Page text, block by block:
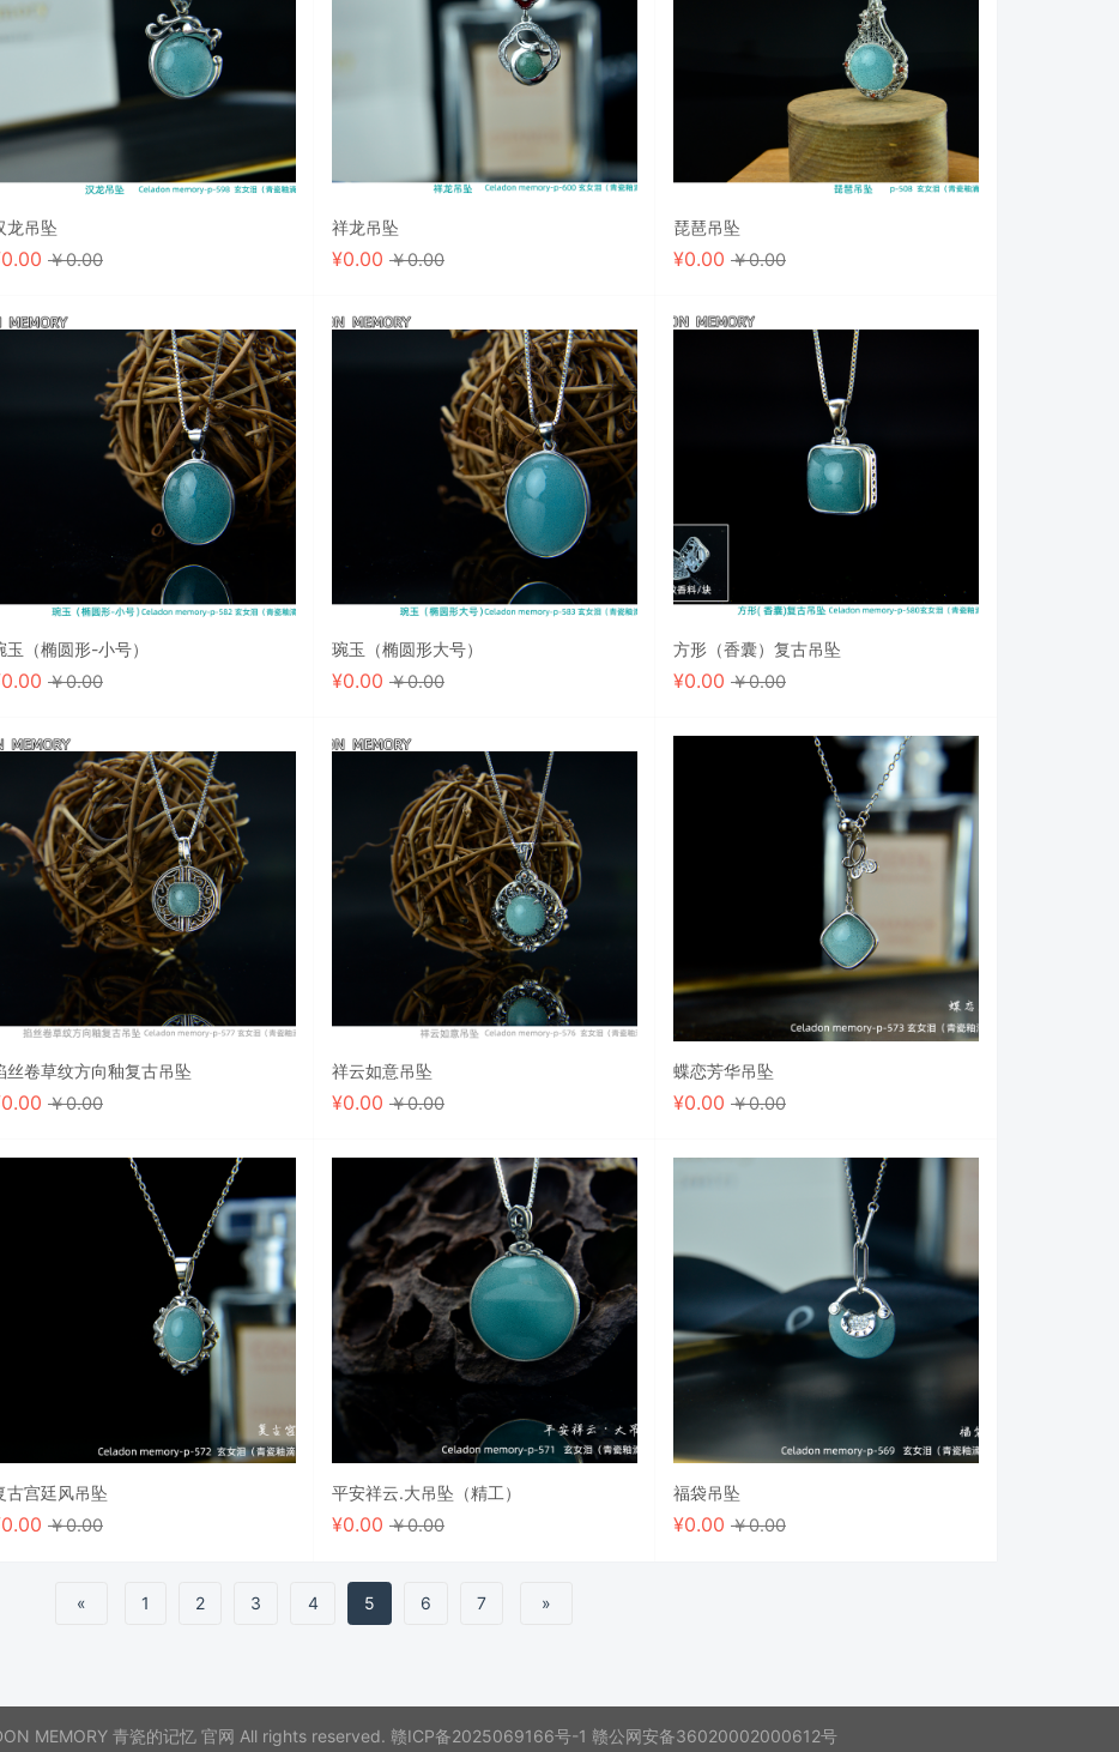
龙吊坠
0.00 ￥0.00
祥龙吊坠
¥0.00 ￥0.00
琵琶吊坠
¥0.00 ￥0.00
玉（椭圆形-小号）
0.00 ￥0.00
琬玉（椭圆形大号）
¥0.00 ￥0.00
方形（香囊）复古吊坠
¥0.00 ￥0.00
丝卷草纹方向釉复古吊坠
0.00 ￥0.00
祥云如意吊坠
¥0.00 ￥0.00
蝶恋芳华吊坠
¥0.00 ￥0.00
古宫廷风吊坠
0.00 ￥0.00
平安祥云.大吊坠（精工）
¥0.00 ￥0.00
福袋吊坠
¥0.00 ￥0.00
« 1 2 3 4 5 6 7 »
MEMORY 青瓷的记忆 官网 All rights reserved. 赣ICP备2025069166号-1 赣公网安备36020002000612号